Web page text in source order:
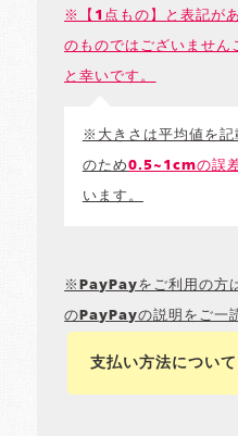
※【1点もの】と表記が
のものではございません
と幸いです。
※大きさは平均値を記
のため0.5~1cmの誤
います。
※PayPayをご利用の方
のPayPayの説明をご一
支払い方法について